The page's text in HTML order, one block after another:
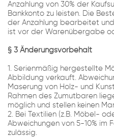
Anzahlung von 30% der
Bankkonto zu leisten. Die
der Anzahlung bearbeitet
ist vor der Warenübergabe
§ 3 Änderungsvorbehalt
1. Serienmäßig hergestellte
Abbildung verkauft.
Maserung von Holz- und
Rahmen des Zumutbaren
möglich und stellen keinen
2. Bei Textilien (z.B. Möbel-
Abweichungen von 5-10% im
zulässig.